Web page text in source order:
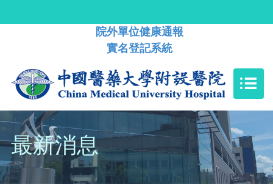
院外單位健康通報
實名登記系統
最新消息